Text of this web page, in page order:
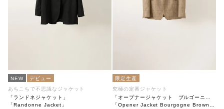
NEW
デビュー
あちこちで不思議なジャケット
「ランドネジャケット」
「Randonne Jacket」
限定生産
究極の定番ジャケット
「オープナージャケット ブルゴーニュチェックブラウン」
「Opener Jacket Bourgogne Brown Check」